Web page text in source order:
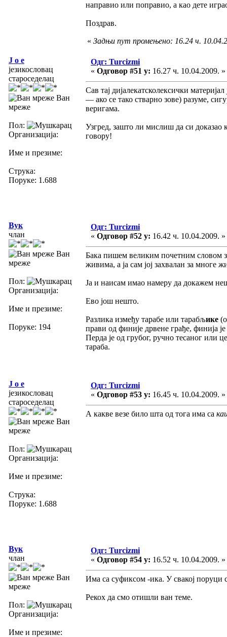
направио или поправио, а као дете
Поздрав.
« Задњи пут промењено: 16.24 ч.
J o e
језикословац
староседелац
Ван
мреже
Пол:
Организација:
Име и презиме:
Струка:
Поруке: 1.688
Одг: Turcizmi
« Одговор #51 у: 16.27 ч. 10.04.2009. »
Сав тај дијалекатсколексички
— ако се тако стварно зове) разуме,
веригама.
Узгред, зашто ли мислиш да си доказао
говору!
Вук
члан
Ван
мреже
Пол:
Организација:
Име и презиме:
Поруке: 194
Одг: Turcizmi
« Одговор #52 у: 16.42 ч. 10.04.2009. »
Бака пишем великим почетним словом
живима, а ја сам јој захвалан за многе
Ја и наисам имао намеру да докажем
Ево још нешто.
Разлика између тарабе или тарабљике
прави од финије дрвене грађе, финија
Перда је од грубог, ручно тесаног или
тараба.
J o e
језикословац
староседелац
Ван
мреже
Пол:
Организација:
Име и презиме:
Струка:
Поруке: 1.688
Одг: Turcizmi
« Одговор #53 у: 16.45 ч. 10.04.2009. »
А какве везе било шта од тога има са
Вук
члан
Ван
мреже
Пол:
Организација:
Име и презиме:
Одг: Turcizmi
« Одговор #54 у: 16.52 ч. 10.04.2009. »
Има са суфиксом -ика. У свакој поруци
Рекох да смо отишли ван теме.